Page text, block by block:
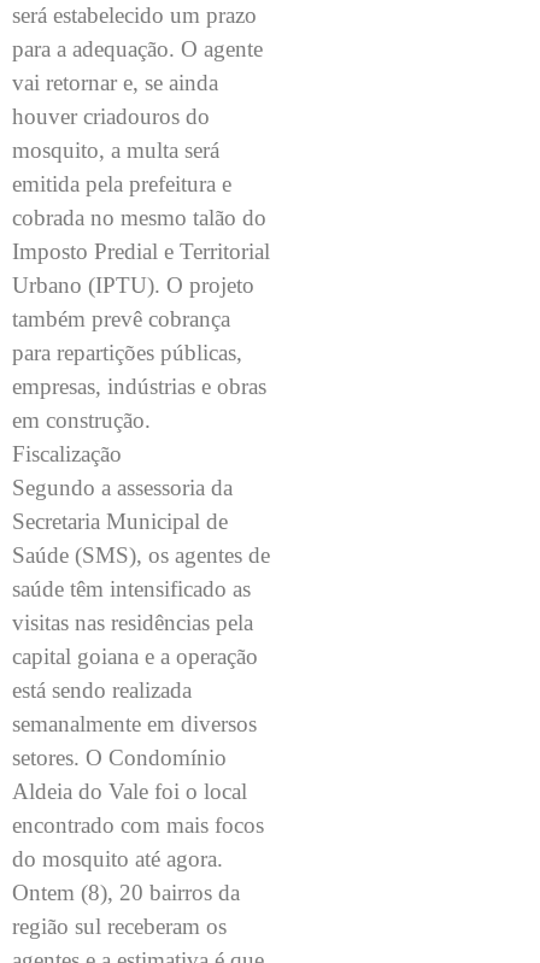
será estabelecido um prazo
para a adequação. O agente
vai retornar e, se ainda
houver criadouros do
mosquito, a multa será
emitida pela prefeitura e
cobrada no mesmo talão do
Imposto Predial e Territorial
Urbano (IPTU). O projeto
também prevê cobrança
para repartições públicas,
empresas, indústrias e obras
em construção.
Fiscalização
Segundo a assessoria da
Secretaria Municipal de
Saúde (SMS), os agentes de
saúde têm intensificado as
visitas nas residências pela
capital goiana e a operação
está sendo realizada
semanalmente em diversos
setores. O Condomínio
Aldeia do Vale foi o local
encontrado com mais focos
do mosquito até agora.
Ontem (8), 20 bairros da
região sul receberam os